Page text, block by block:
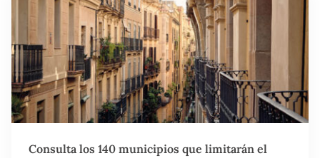
Consulta los 140 municipios que limitarán el